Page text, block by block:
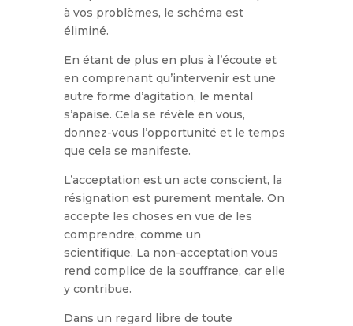
à vos problèmes, le schéma est
éliminé.
En étant de plus en plus à l’écoute et
en comprenant qu’intervenir est une
autre forme d’agitation, le mental
s’apaise. Cela se révèle en vous,
donnez-vous l’opportunité et le temps
que cela se manifeste.
L’acceptation est un acte conscient, la
résignation est purement mentale. On
accepte les choses en vue de les
comprendre, comme un
scientifique. La non-acceptation vous
rend complice de la souffrance, car elle
y contribue.
Dans un regard libre de toute